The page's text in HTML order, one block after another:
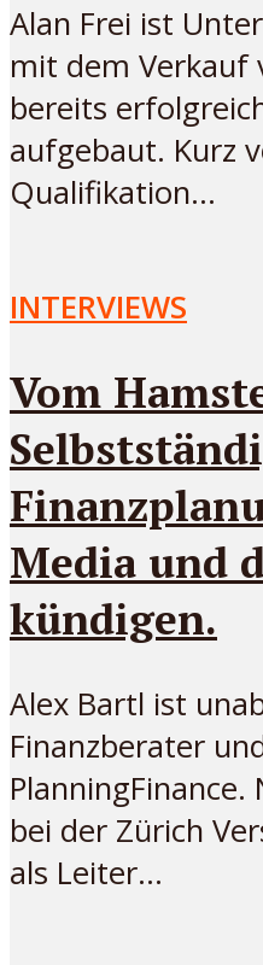
Alan Frei ist
mit dem Verkauf
bereits
aufgebaut. Kurz
Qualifikation...
INTERVIEWS
Vom
Media und
kündigen.
Alex Bartl ist
Finanzberater
PlanningFinance.
bei der Zürich
als Leiter...